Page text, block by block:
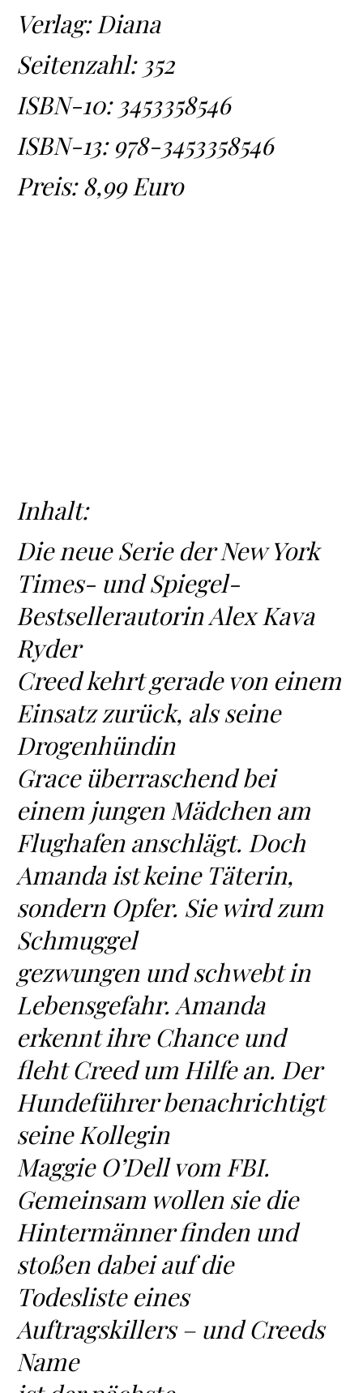
Verlag: Diana
Seitenzahl: 352
ISBN-10: 3453358546
ISBN-13: 978-3453358546
Preis: 8,99 Euro
Inhalt:
Die neue Serie der New York
Times- und Spiegel-
Bestsellerautorin Alex Kava
Ryder
Creed kehrt gerade von einem
Einsatz zurück, als seine
Drogenhündin
Grace überraschend bei
einem jungen Mädchen am
Flughafen anschlägt. Doch
Amanda ist keine Täterin,
sondern Opfer. Sie wird zum
Schmuggel
gezwungen und schwebt in
Lebensgefahr. Amanda
erkennt ihre Chance und
fleht Creed um Hilfe an. Der
Hundeführer benachrichtigt
seine Kollegin
Maggie O’Dell vom FBI.
Gemeinsam wollen sie die
Hintermänner finden und
stoßen dabei auf die
Todesliste eines
Auftragskillers – und Creeds
Name